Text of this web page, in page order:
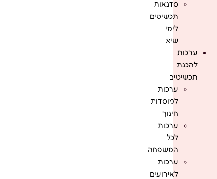
סדנאות
תכשיטים
לימי
שיא
ערכות
להכנת
תכשיטים
ערכות
למוסדות
חינוך
ערכות
לכל
המשפחה
ערכות
לאירועים